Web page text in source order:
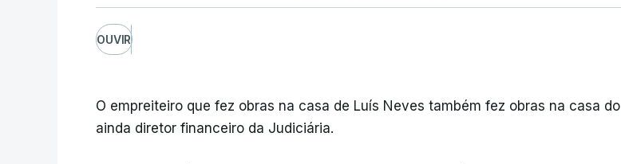
OUVIR
O empreiteiro que fez obras na casa de Luís Neves também fez obras na casa do
ainda diretor financeiro da Judiciária.